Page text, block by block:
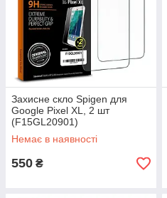
Захисне скло Spigen для
Google Pixel XL, 2 шт
(F15GL20901)
Немає в наявності
550 ₴